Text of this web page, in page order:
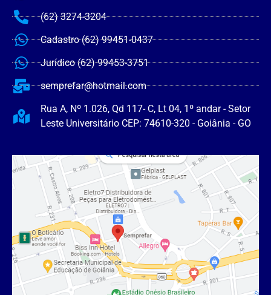
(62) 3274-3204
Cadastro (62) 99451-0437
Jurídico (62) 99453-3751
semprefar@hotmail.com
Rua A, Nº 1.026, Qd 117- C, Lt 04, 1º andar - Setor
Leste Universitário CEP: 74610-320 - Goiânia - GO